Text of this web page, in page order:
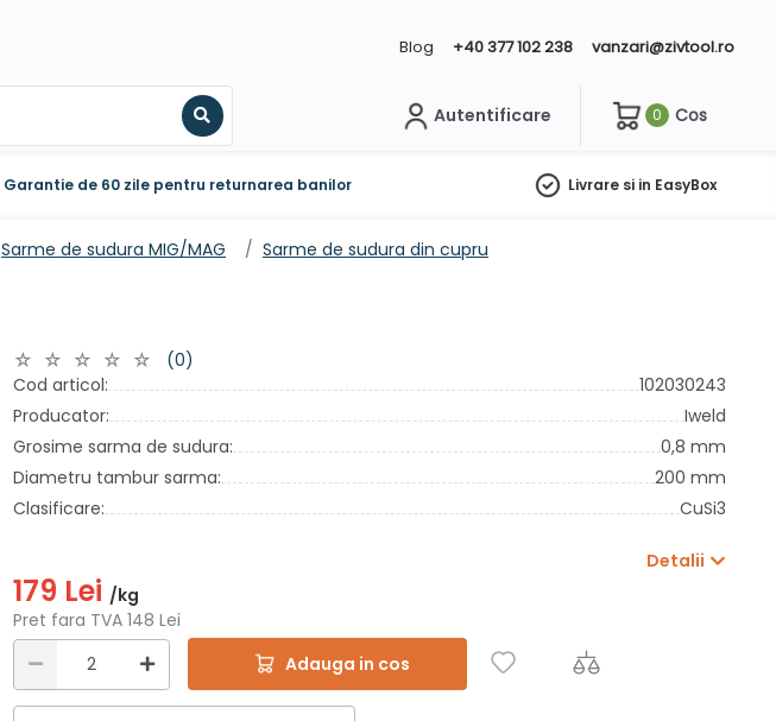
Blog +40 377 102 238 vanzari@zivtool.ro
Search
Autentificare 0 Cos
Garantie de 60 zile pentru returnarea banilor Livrare si in EasyBox
Sarme de sudura MIG/MAG Sarme de sudura din cupru
(0)
Cod articol:
102030243
Producator:
Iweld
Grosime sarma de sudura:
0,8 mm
Diametru tambur sarma:
200 mm
Clasificare:
CuSi3
Detalii
179 Lei /kg
Pret fara TVA 148 Lei
Adauga in cos